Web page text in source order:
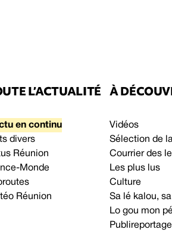
L’ACTUALITÉ
en continu
divers
Réunion
Monde
Réunion
À
Vidéos
Sélection de
Courrier des
Les plus lus
Culture
Sa lé kalou,
Lo gou mon